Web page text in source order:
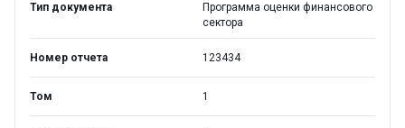
Тип документа
Программа оценки финансового
сектора
Номер отчета 123434
Том 1